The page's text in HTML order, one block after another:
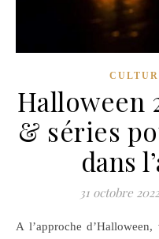
Halloween
& séries
dans
31 octobre 2022
A l’approche d’Halloween, voici une sélection des nouveautés